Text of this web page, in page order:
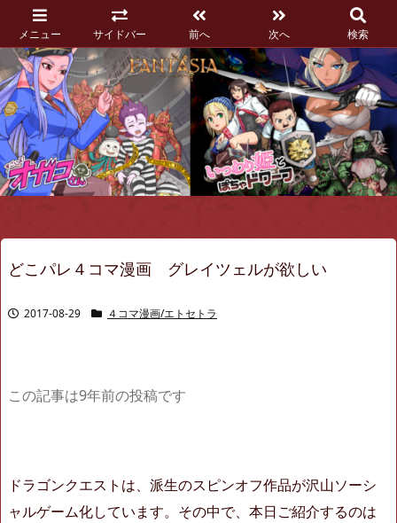
メニュー サイドバー 前へ 次へ 検索
どこパレ４コマ漫画 グレイツェルが欲しい
2017-08-29 ４コマ漫画/エトセトラ
この記事は9年前の投稿です
ドラゴンクエストは、派生のスピンオフ作品が沢山ソーシ
ャルゲーム化しています。その中で、本日ご紹介するのは